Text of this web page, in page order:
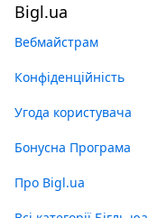
Bigl.ua
Вебмайстрам
Конфіденційність
Угода користувача
Бонусна Програма
Про Bigl.ua